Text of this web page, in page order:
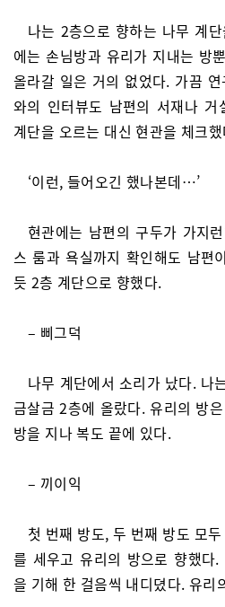
나는 2층으로 향하는 나무 계
에는 손님방과 유리가 지내는 방
올라갈 일은 거의 없었다. 가끔
와의 인터뷰도 남편의 서재나
계단을 오르는 대신 현관을 체크
‘이런, 들어오긴 했나본데…’
현관에는 남편의 구두가 가지
스 룸과 욕실까지 확인해도 남편
듯 2층 계단으로 향했다.
– 삐그덕
나무 계단에서 소리가 났다. 나
금살금 2층에 올랐다. 유리의 방
방을 지나 복도 끝에 있다.
– 끼이익
첫 번째 방도, 두 번째 방도 모
를 세우고 유리의 방으로 향했다
을 기해 한 걸음씩 내디뎠다. 유리